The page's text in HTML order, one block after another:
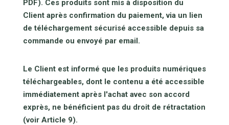
PDF). Ces produits sont mis à disposition du
Client après confirmation du paiement, via un lien
de téléchargement sécurisé accessible depuis sa
commande ou envoyé par email.
Le Client est informé que les produits numériques
téléchargeables, dont le contenu a été accessible
immédiatement après l'achat avec son accord
exprès, ne bénéficient pas du droit de rétractation
(voir Article 9).